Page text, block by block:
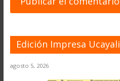
Edición Impresa Ucayali
agosto 5, 2026